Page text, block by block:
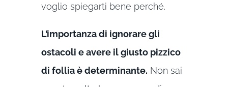
voglio spiegarti bene perché.
L’importanza di ignorare gli
ostacoli e avere il giusto pizzico
di follia è determinante. Non sai